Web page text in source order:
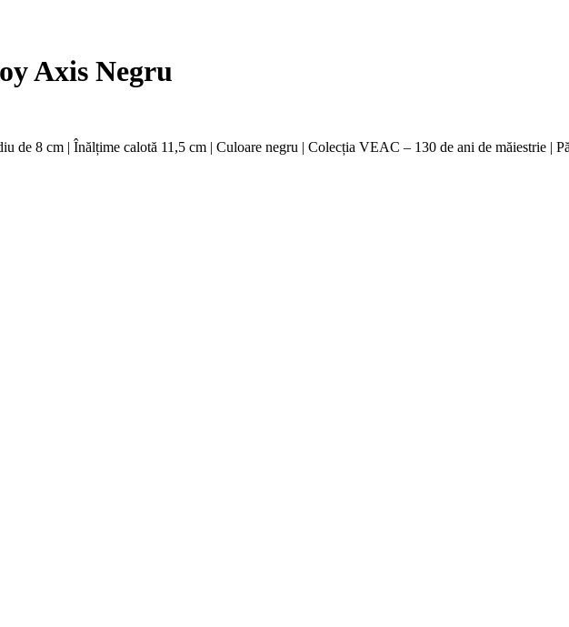
Axis Negru
de 8 cm | Înălțime calotă 11,5 cm | Culoare negru | Colecția VEAC – 130 de ani de măiestrie |